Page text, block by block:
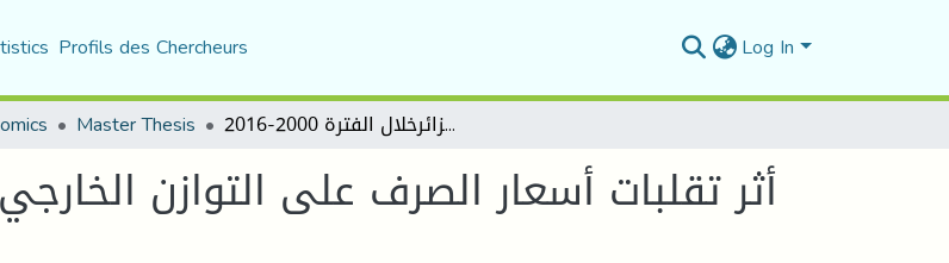
Profils des Chercheurs Log In
Master Thesis أثر تقلبات أسعار الصرف على التوازن الخارجي في الجزائرخلال الفترة 2000-2016